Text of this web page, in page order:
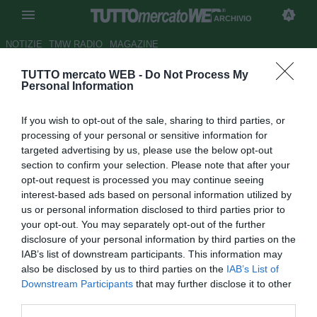
TUTTO mercato WEB - Do Not Process My
Personal Information
If you wish to opt-out of the sale, sharing to third parties, or
processing of your personal or sensitive information for
targeted advertising by us, please use the below opt-out
section to confirm your selection. Please note that after your
opt-out request is processed you may continue seeing
interest-based ads based on personal information utilized by
us or personal information disclosed to third parties prior to
your opt-out. You may separately opt-out of the further
disclosure of your personal information by third parties on the
IAB’s list of downstream participants. This information may
also be disclosed by us to third parties on the IAB’s List of
Downstream Participants that may further disclose it to other
ARCHIVIO
NOTIZIE TMW RADIO MAGAZINE
Sfida inedita tra Padania e Tibet
05.05.2008 20:24 2008
vedi letture
Una sfida inedita, singolare quella che vedrà una di fronte
all'altra le squadre di Tibet e Padania. Da una parte una
rappresentativa con reali questioni di indipendentismo,
problemi di diritti umani calpestati e dall'altra la Padania.